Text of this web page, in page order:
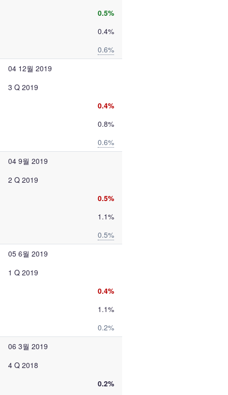
0.5%
0.4%
0.6%
04 12월 2019
3 Q 2019
0.4%
0.8%
0.6%
04 9월 2019
2 Q 2019
0.5%
1.1%
0.5%
05 6월 2019
1 Q 2019
0.4%
1.1%
0.2%
06 3월 2019
4 Q 2018
0.2%